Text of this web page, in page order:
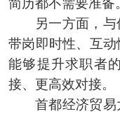
另一方面，
带岗即时性、互动
能够提升求职者
接、更高效对接。
首都经济贸